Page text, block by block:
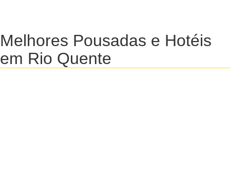
Melhores Pousadas e Hotéis
em Rio Quente